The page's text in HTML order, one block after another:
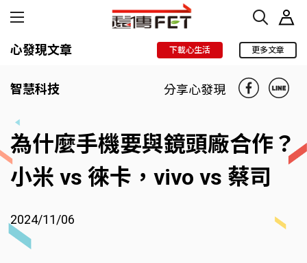
心發現文章 下載心生活 更多文章
智慧科技 分享心發現
為什麼手機要與鏡頭廠合作？
小米 vs 徠卡，vivo vs 蔡司
2024/11/06